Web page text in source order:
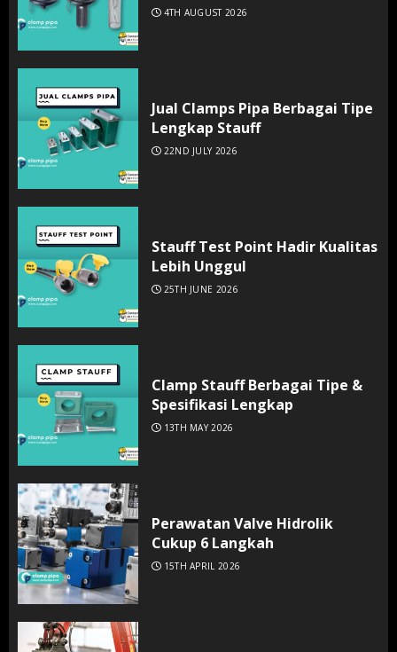
4TH AUGUST 2026
Jual Clamps Pipa Berbagai Tipe
Lengkap Stauff
22ND JULY 2026
Stauff Test Point Hadir Kualitas
Lebih Unggul
25TH JUNE 2026
Clamp Stauff Berbagai Tipe &
Spesifikasi Lengkap
13TH MAY 2026
Perawatan Valve Hidrolik
Cukup 6 Langkah
15TH APRIL 2026